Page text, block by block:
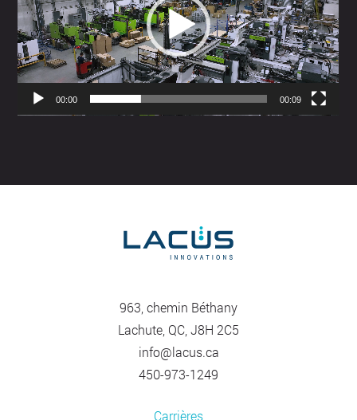
00:00 00:09
963, chemin Béthany
Lachute, QC, J8H 2C5
info@lacus.ca
450-973-1249
Carrières